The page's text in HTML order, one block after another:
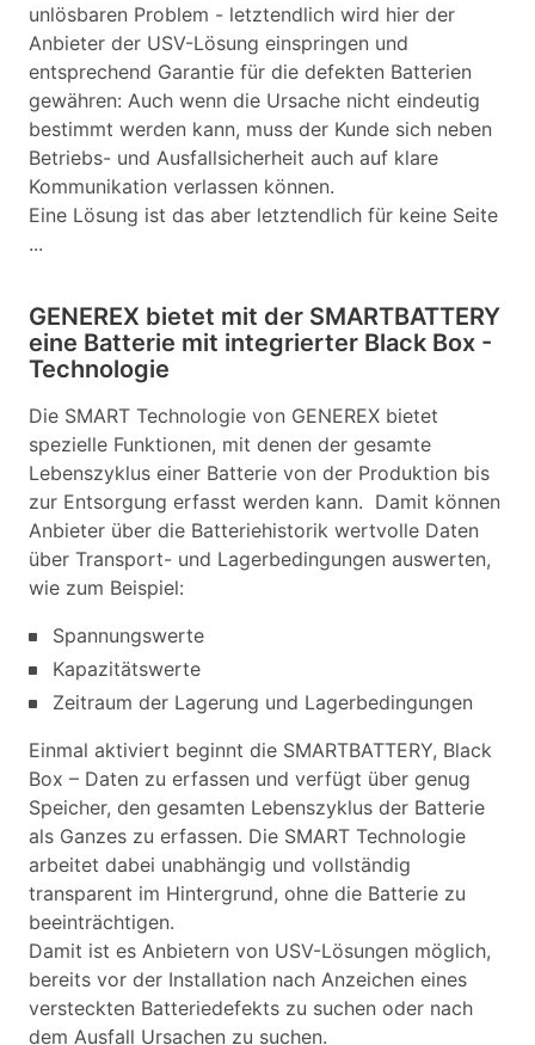
unlösbaren Problem - letztendlich wird hier der
Anbieter der USV-Lösung einspringen und
entsprechend Garantie für die defekten Batterien
gewähren: Auch wenn die Ursache nicht eindeutig
bestimmt werden kann, muss der Kunde sich neben
Betriebs- und Ausfallsicherheit auch auf klare
Kommunikation verlassen können.
Eine Lösung ist das aber letztendlich für keine Seite
...
GENEREX bietet mit der SMARTBATTERY
eine Batterie mit integrierter Black Box -
Technologie
Die SMART Technologie von GENEREX bietet
spezielle Funktionen, mit denen der gesamte
Lebenszyklus einer Batterie von der Produktion bis
zur Entsorgung erfasst werden kann. Damit können
Anbieter über die Batteriehistorik wertvolle Daten
über Transport- und Lagerbedingungen auswerten,
wie zum Beispiel:
Spannungswerte
Kapazitätswerte
Zeitraum der Lagerung und Lagerbedingungen
Einmal aktiviert beginnt die SMARTBATTERY, Black
Box – Daten zu erfassen und verfügt über genug
Speicher, den gesamten Lebenszyklus der Batterie
als Ganzes zu erfassen. Die SMART Technologie
arbeitet dabei unabhängig und vollständig
transparent im Hintergrund, ohne die Batterie zu
beeinträchtigen.
Damit ist es Anbietern von USV-Lösungen möglich,
bereits vor der Installation nach Anzeichen eines
versteckten Batteriedefekts zu suchen oder nach
dem Ausfall Ursachen zu suchen.